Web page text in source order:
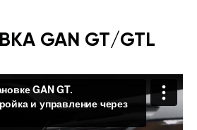
GAN GT/GTL